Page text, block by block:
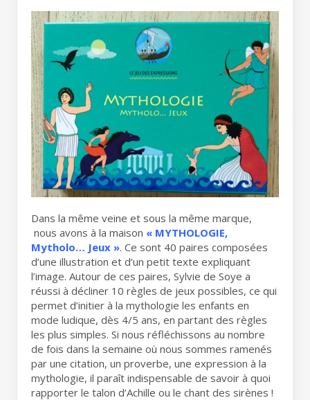
Dans la même veine et sous la même marque,
nous avons à la maison « MYTHOLOGIE,
Mytholo… Jeux ». Ce sont 40 paires composées
d’une illustration et d’un petit texte expliquant
l’image. Autour de ces paires, Sylvie de Soye a
réussi à décliner 10 règles de jeux possibles, ce qui
permet d’initier à la mythologie les enfants en
mode ludique, dès 4/5 ans, en partant des règles
les plus simples. Si nous réfléchissons au nombre
de fois dans la semaine où nous sommes ramenés
par une citation, un proverbe, une expression à la
mythologie, il paraît indispensable de savoir à quoi
rapporter le talon d’Achille ou le chant des sirènes !